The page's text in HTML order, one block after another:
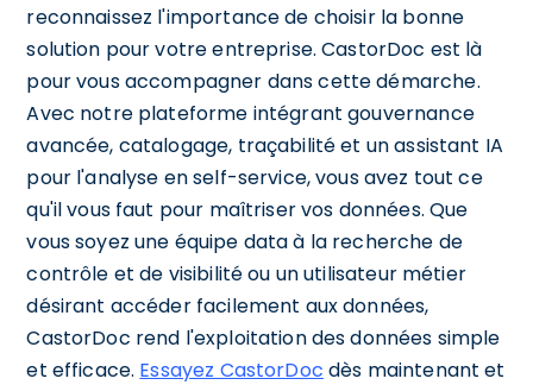
reconnaissez l'importance de choisir la bonne
solution pour votre entreprise. CastorDoc est là
pour vous accompagner dans cette démarche.
Avec notre plateforme intégrant gouvernance
avancée, catalogage, traçabilité et un assistant IA
pour l'analyse en self-service, vous avez tout ce
qu'il vous faut pour maîtriser vos données. Que
vous soyez une équipe data à la recherche de
contrôle et de visibilité ou un utilisateur métier
désirant accéder facilement aux données,
CastorDoc rend l'exploitation des données simple
et efficace. Essayez CastorDoc dès maintenant et